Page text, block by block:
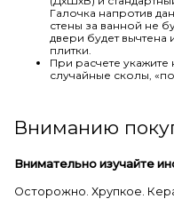
Галочка напротив
стены за ванной не
двери будет
плитки.
При расчете
случайные сколы,
Вниманию
Внимательно изучайте
Осторожно. Хрупкое.